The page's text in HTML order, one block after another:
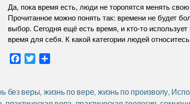
Да, пока время есть, люди не торопятся менять
Прочитанное можно понять так: времени не будет
выбор. Сегодня ещё есть время, и кто-то
время для себя. К какой категории людей
e
b
t
t
р
а
без веры, жизнь по вере, жизнь по произволу,